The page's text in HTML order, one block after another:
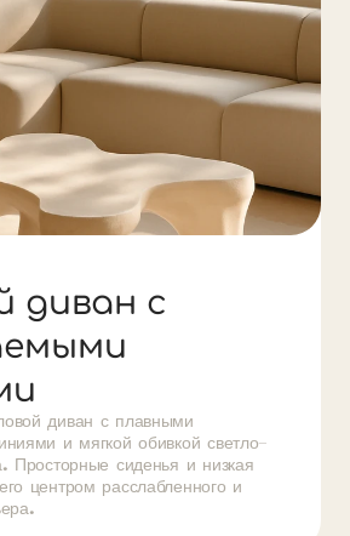
диван с
диван с плавными
и мягкой обивкой светло-
Просторные сиденья и низкая
центром расслабленного и